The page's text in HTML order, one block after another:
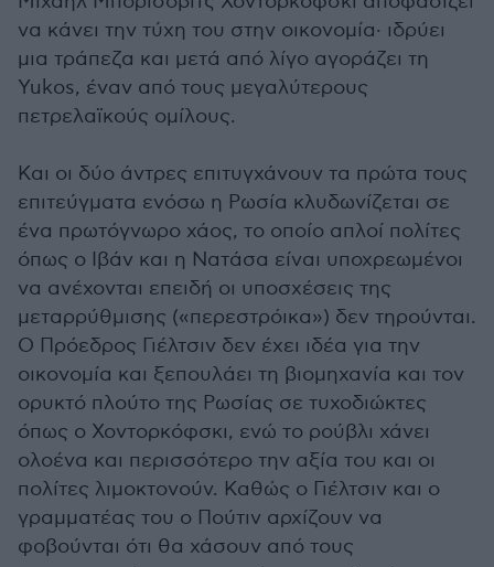
να κάνει την τύχη του στην οικονομία· ιδρύει
μια τράπεζα και μετά από λίγο αγοράζει τη
Yukos, έναν από τους μεγαλύτερους
πετρελαϊκούς ομίλους.
Και οι δύο άντρες επιτυγχάνουν τα πρώτα τους
επιτεύγματα ενόσω η Ρωσία κλυδωνίζεται σε
ένα πρωτόγνωρο χάος, το οποίο απλοί πολίτες
όπως ο Ιβάν και η Νατάσα είναι υποχρεωμένοι
να ανέχονται επειδή οι υποσχέσεις της
μεταρρύθμισης («περεστρόικα») δεν τηρούνται.
Ο Πρόεδρος Γιέλτσιν δεν έχει ιδέα για την
οικονομία και ξεπουλάει τη βιομηχανία και τον
ορυκτό πλούτο της Ρωσίας σε τυχοδιώκτες
όπως ο Χοντορκόφσκι, ενώ το ρούβλι χάνει
ολοένα και περισσότερο την αξία του και οι
πολίτες λιμοκτονούν. Καθώς ο Γιέλτσιν και ο
γραμματέας του ο Πούτιν αρχίζουν να
φοβούνται ότι θα χάσουν από τους